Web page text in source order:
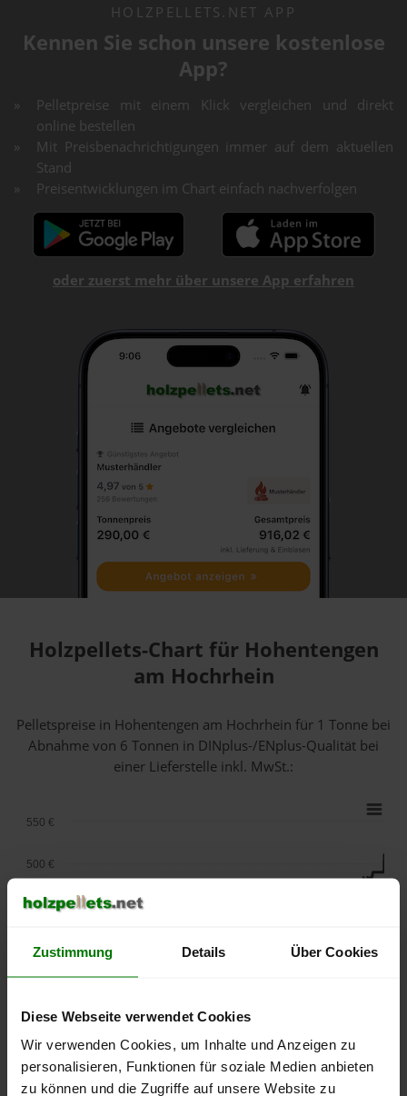
Zustimmung Details Über Cookies
Diese Webseite verwendet Cookies
Wir verwenden Cookies, um Inhalte und Anzeigen zu
personalisieren, Funktionen für soziale Medien anbieten
zu können und die Zugriffe auf unsere Website zu
HOLZPELLETS.NET APP
Kennen Sie schon unsere kostenlose
App?
Pelletpreise mit einem Klick vergleichen und direkt
online bestellen
Mit Preisbenachrichtigungen immer auf dem aktuellen
Stand
Preisentwicklungen im Chart einfach nachverfolgen
oder zuerst mehr über unsere App erfahren
Holzpellets-Chart für Hohentengen
am Hochrhein
Pelletspreise in Hohentengen am Hochrhein für 1 Tonne bei
Abnahmevon 6 Tonnen in DINplus-/ENplus-Qualität bei
einer Lieferstelle inkl. MwSt.:
September
Januar
Mai
250 €
400 €
450 €
500 €
550 €